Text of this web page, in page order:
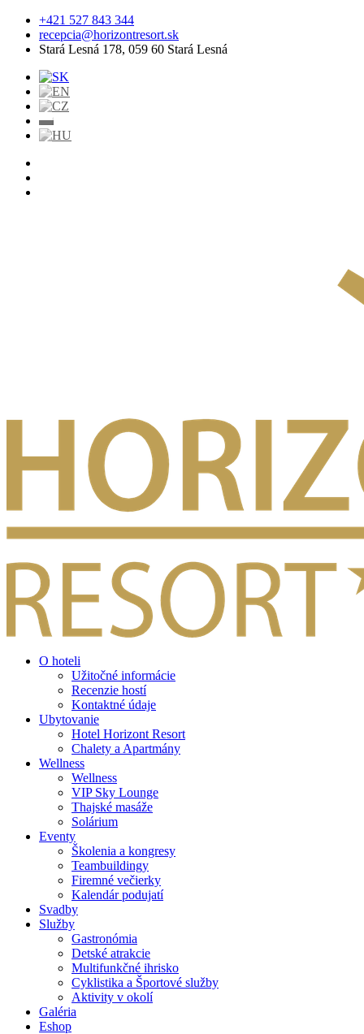
+421 527 843 344
recepcia@horizontresort.sk
Stará Lesná 178, 059 60 Stará Lesná
O hoteli
Užitočné informácie
Recenzie hostí
Kontaktné údaje
Ubytovanie
Hotel Horizont Resort
Chalety a Apartmány
Wellness
Wellness
VIP Sky Lounge
Thajské masáže
Solárium
Eventy
Školenia a kongresy
Teambuildingy
Firemné večierky
Kalendár podujatí
Svadby
Služby
Gastronómia
Detské atrakcie
Multifunkčné ihrisko
Cyklistika a Športové služby
Aktivity v okolí
Galéria
Eshop